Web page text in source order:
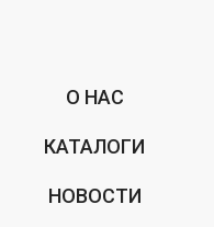
О НАС
КАТАЛОГИ
НОВОСТИ